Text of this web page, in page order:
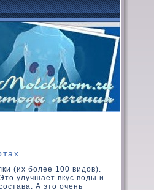
(их более 100 видов).
улучшает вкус воды и
А это очень